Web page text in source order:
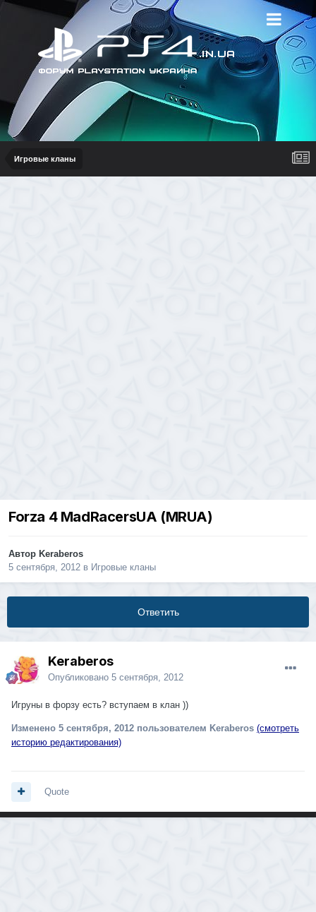
Игровые кланы
Forza 4 MadRacersUA (MRUA)
Автор Keraberos
5 сентября, 2012 в Игровые кланы
Ответить
Keraberos
Опубликовано 5 сентября, 2012
Игруны в форзу есть? вступаем в клан ))
Изменено 5 сентября, 2012 пользователем Keraberos (смотреть
историю редактирования)
Quote